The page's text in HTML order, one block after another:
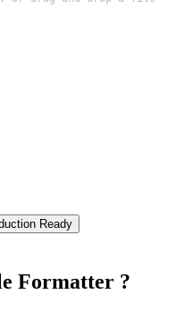
Ready
Formatter ?